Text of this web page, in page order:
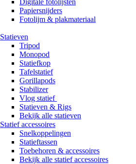
Digitale fotolijsten
Papiersnijders
Fotolijm & plakmateriaal
Statieven
Tripod
Monopod
Statiefkop
Tafelstatief
Gorillapods
Stabilizer
Vlog statief
Statieven & Rigs
Bekijk alle statieven
Statief accessoires
Snelkoppelingen
Statieftassen
Toebehoren & accessoires
Bekijk alle statief accessoires